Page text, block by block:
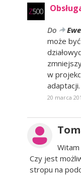
Do
może
w
adaptacji.
20 marca
Witam
Czy jest
stropu na